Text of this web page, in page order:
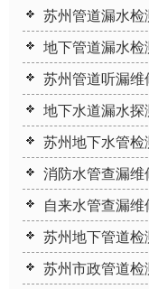
苏州管道漏水检
地下管道漏水检
苏州管道听漏维
地下水道漏水探
苏州地下水管检
消防水管查漏维
自来水管查漏维
苏州地下管道检
苏州市政管道检